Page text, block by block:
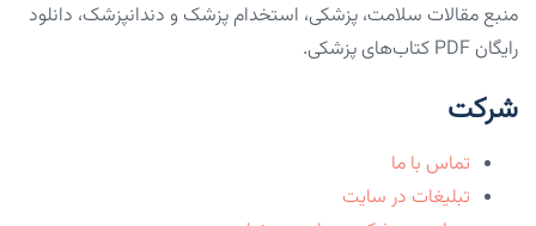
منبع مقالات سلامت، پزشکی، استخدام پزشک و دندانپزشک، دانلود
رایگان PDF کتاب‌های پزشکی.
شرکت
تماس با ما
تبلیغات در سایت